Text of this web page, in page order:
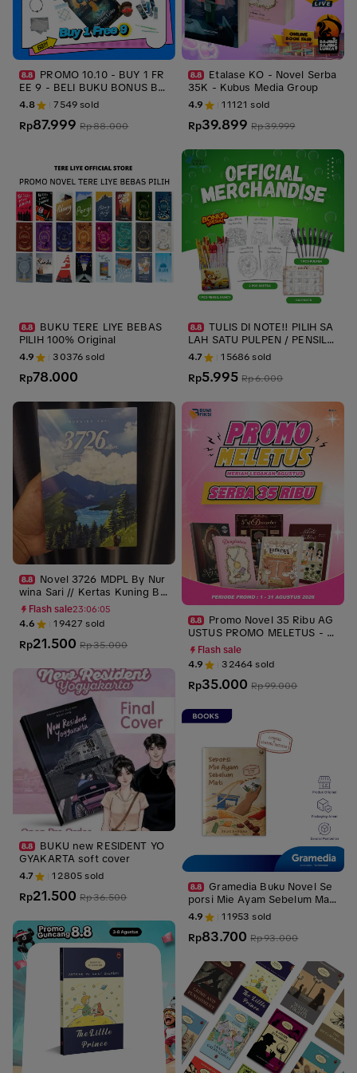
PROMO 10.10 - BUY 1 FR
EE 9 - BELI BUKU BONUS BE
RLIMPAH [Free Book & Exclu
sive Merchandise] - JDA Boo
kstore
4.8 7549sold
Rp87.999 Rp88.000
BUKU TERE LIYE BEBAS
PILIH 100% Original
4.9 30376sold
Rp78.000
Novel 3726 MDPL By Nur
wina Sari // Kertas Kuning Bo
okpaper
Flash sale23:06:03
4.6 19427 sold
Rp21.500 Rp35.000
BUKU new RESIDENT YO
GYAKARTA soft cover
4.7 12805sold
Rp21.500 Rp36.500
Etalase KO - Novel Serba
35K - Kubus Media Group
4.9 11121 sold
Rp39.899 Rp39.999
TULIS DI NOTE!! PILIH SA
LAH SATU PULPEN / PENSIL /
KALENDER / SKETSA GAMBA
R RANDOM
4.7 15686sold
Rp5.995 Rp6.000
Promo Novel 35 Ribu AG
USTUS PROMO MELETUS - Cl
oudbook x Rain x Bumi Fiksi
X Loveable
Flash sale
4.9 32464sold
Rp35.000 Rp99.000
Gramedia Buku Novel Se
porsi Mie Ayam Sebelum Mati
(Brian Khrisna)
4.9 11953 sold
Rp83.700 Rp93.000